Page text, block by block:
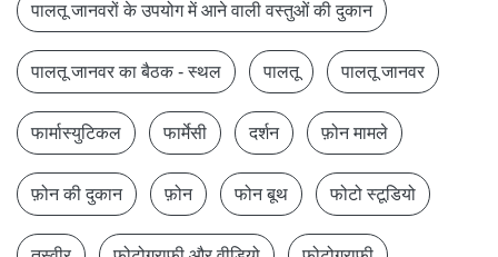
पालतू जानवरों के उपयोग में आने वाली वस्तुओं की दुकान
पालतू जानवर का बैठक - स्थल पालतू पालतू जानवर
फार्मास्युटिकल फार्मेसी दर्शन फ़ोन मामले
फ़ोन की दुकान फ़ोन फोन बूथ फोटो स्टूडियो